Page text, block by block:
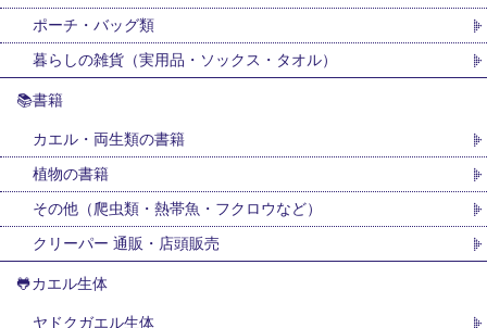
ポーチ・バッグ類
暮らしの雑貨（実用品・ソックス・タオル）
📚書籍
カエル・両生類の書籍
植物の書籍
その他（爬虫類・熱帯魚・フクロウなど）
クリーパー 通販・店頭販売
🐸カエル生体
ヤドクガエル生体